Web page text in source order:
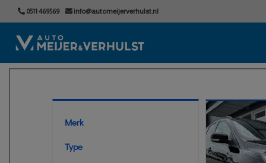
0511 469569 info@automeijerverhulst.nl